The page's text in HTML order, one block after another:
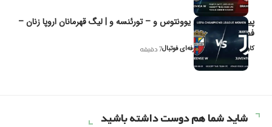
پیش‌بینی و تحلیل یوونتوس و – تورئنسه و | لیگ قهرمانان اروپا زنان –
فصل ۲۰۲۶
کاوه نیک‌فر، تحلیل‌گر حرفه‌ای فوتبال7 دقیقه
شاید شما هم دوست داشته باشید